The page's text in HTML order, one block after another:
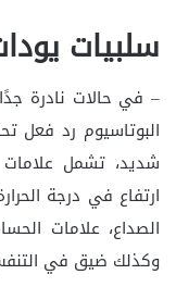
سلبيات
– في حالات نادرة
البوتاسيوم رد فعل
شديد، تشمل
ارتفاع في درجة
الصداع، علامات
وكذلك ضيق في